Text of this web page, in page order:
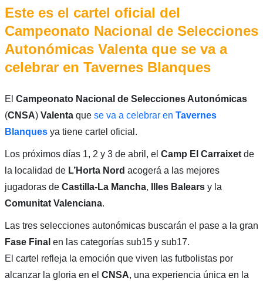
Este es el cartel oficial del
Campeonato Nacional de Selecciones
Autonómicas Valenta que se va a
celebrar en Tavernes Blanques
El Campeonato Nacional de Selecciones Autonómicas
(CNSA) Valentaque se va a celebrar en Tavernes
Blanquesya tiene cartel oficial.
Los próximos días 1, 2 y 3 de abril, el Camp El Carraixet de
la localidad deL’Horta Nord acogerá a las mejores
jugadoras de Castilla-La Mancha, Illes Balearsy la
Comunitat Valenciana.
Las tres selecciones autonómicas buscarán el pase a la gran
Fase Final en las categorías sub15 y sub17.
El cartel refleja la emoción que viven las futbolistas por
alcanzar la gloria en el CNSA, una experiencia única en la